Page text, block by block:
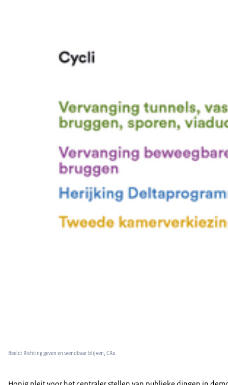
Beeld: Richting geven en wendbaar blijven, CRa